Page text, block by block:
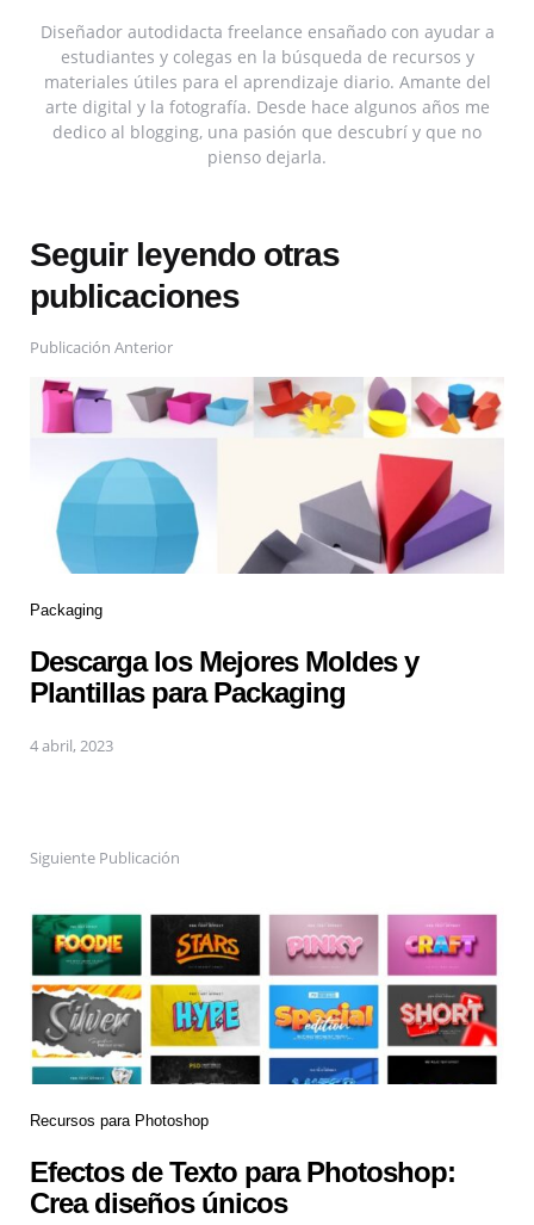
Diseñador autodidacta freelance ensañado con ayudar a
estudiantes y colegas en la búsqueda de recursos y
materiales útiles para el aprendizaje diario. Amante del
arte digital y la fotografía. Desde hace algunos años me
dedico al blogging, una pasión que descubrí y que no
pienso dejarla.
Seguir leyendo otras
publicaciones
Publicación Anterior
Packaging
Descarga los Mejores Moldes y
Plantillas para Packaging
4 abril, 2023
Siguiente Publicación
Recursos para Photoshop
Efectos de Texto para Photoshop:
Crea diseños únicos